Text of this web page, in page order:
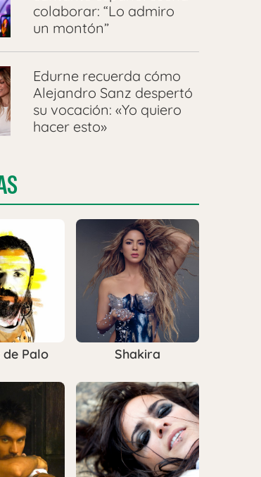
colaborar: “Lo admiro
un montón”
Edurne recuerda cómo
Alejandro Sanz despertó
su vocación: «Yo quiero
hacer esto»
Palo Shakira